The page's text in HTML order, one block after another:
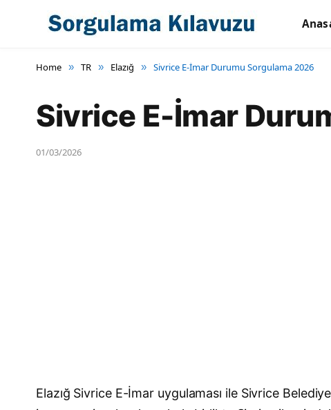
Home » TR » Elazığ » Sivrice E-İmar Durumu Sorgulama 2026
Sivrice E-İmar
01/03/2026
Elazığ Sivrice E-İmar uygulaması ile Sivrice